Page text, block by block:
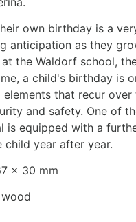
own birthday is a
anticipation as they
the Waldorf school,
a child's birthday is
that recur
and safety. One of
is equipped with a
child year after year.
x 30 mm